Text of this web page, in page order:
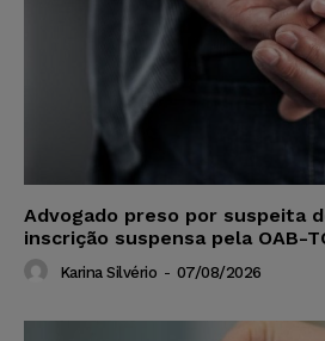
Advogado preso por suspeita
inscrição suspensa pela OAB-
Karina Silvério - 07/08/2026